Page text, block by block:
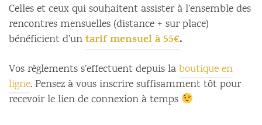
Celles et ceux qui souhaitent assister à l’ensemble des
rencontres mensuelles (distance + sur place)
bénéficient d’untarif mensuel à 55€.
Vos règlements s’effectuent depuis laboutique en
ligne. Pensez à vous inscrire suffisamment tôt pour
recevoir le lien de connexion à temps